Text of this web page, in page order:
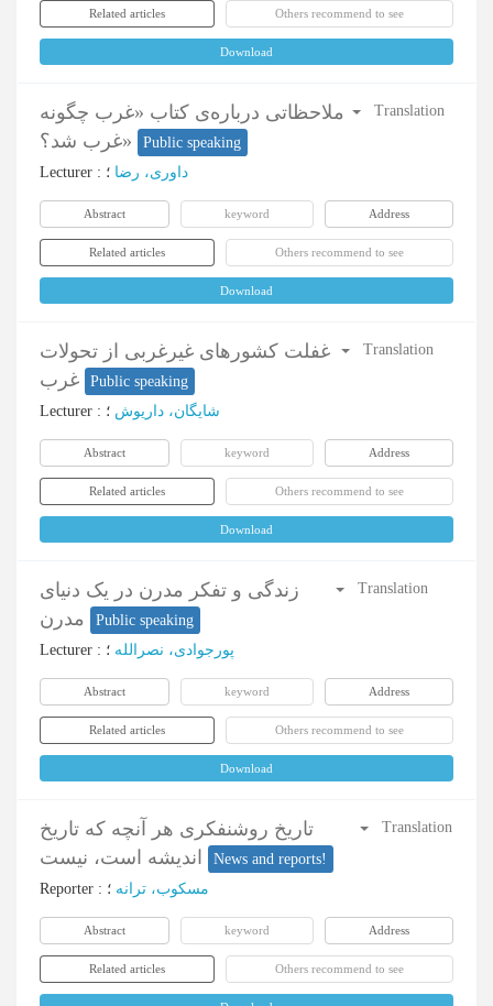
Related articles Others recommend to see
Download
ملاحظاتی درباره‌ی کتاب «غرب چگونه
غرب شد؟»
Public speaking
Translation
Lecturer : داوری، رضا ؛
Abstract keyword Address
Related articles Others recommend to see
Download
غفلت کشورهای غیرغربی از تحولات
Public speaking
Translation
Lecturer : شایگان، داریوش ؛
Abstract keyword Address
Related articles Others recommend to see
Download
زندگی و تفکر مدرن در یک دنیای
Public speaking
Translation
Lecturer : پورجوادی، نصرالله ؛
Abstract keyword Address
Related articles Others recommend to see
Download
تاریخ روشنفکری هر آنچه که تاریخ
News and reports!
Translation
Reporter : مسکوب، ترانه ؛
Abstract keyword Address
Related articles Others recommend to see